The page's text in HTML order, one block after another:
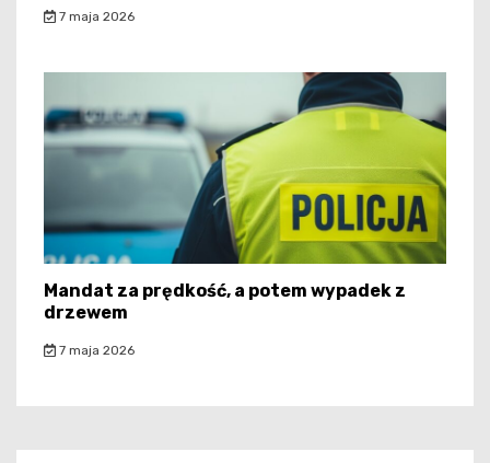
7 maja 2026
Mandat za prędkość, a potem wypadek z
drzewem
7 maja 2026